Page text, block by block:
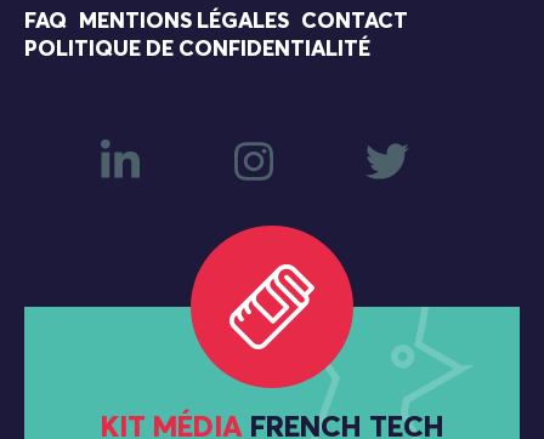
FAQ MENTIONS LÉGALES
CONTACT
POLITIQUE DE CONFIDENTIALITÉ
KIT MÉDIA FRENCH TECH